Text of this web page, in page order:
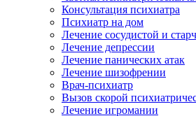
Консультация психиатра
Психиатр на дом
Лечение сосудистой и
Лечение депрессии
Лечение панических атак
Лечение шизофрении
Врач-психиатр
Вызов скорой
Лечение игромании